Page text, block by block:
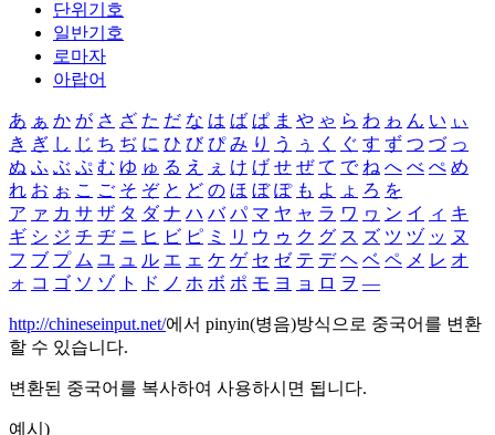
단위기호
일반기호
로마자
아랍어
あ ぁ か が さ ざ た だ な は ば ぱ ま や ゃ ら わ ゎ ん い ぃ
き ぎ し じ ち ぢ に ひ び ぴ み り う ぅ く ぐ す ず つ づ っ
ぬ ふ ぶ ぷ む ゆ ゅ る え ぇ け げ せ ぜ て で ね へ べ ぺ め
れ お ぉ こ ご そ ぞ と ど の ほ ぼ ぽ も よ ょ ろ を
ア ァ カ サ ザ タ ダ ナ ハ バ パ マ ヤ ャ ラ ワ ヮ ン イ ィ キ
ギ シ ジ チ ヂ ニ ヒ ビ ピ ミ リ ウ ゥ ク グ ス ズ ツ ヅ ッ ヌ
フ ブ プ ム ユ ュ ル エ ェ ケ ゲ セ ゼ テ デ ヘ ベ ペ メ レ オ
ォ コ ゴ ソ ゾ ト ド ノ ホ ボ ポ モ ヨ ョ ロ ヲ ―
http://chineseinput.net/에서 pinyin(병음)방식으로 중국어를 변환
할 수 있습니다.
변환된 중국어를 복사하여 사용하시면 됩니다.
예시)